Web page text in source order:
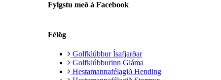
Fylgstu með á Facebook
Félög
Golfklúbbur Ísafjarðar
Golfklúbburinn Gláma
Hestamannafélagið Hending